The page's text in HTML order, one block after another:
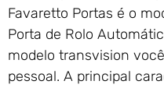
Favaretto Portas é o
Porta de Rolo
modelo transvision
pessoal. A principal